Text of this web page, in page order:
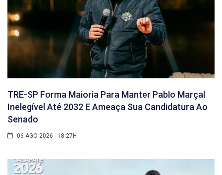
TRE-SP Forma Maioria Para Manter Pablo Marçal
Inelegível Até 2032 E Ameaça Sua Candidatura Ao
Senado
06 AGO 2026 - 18:27H